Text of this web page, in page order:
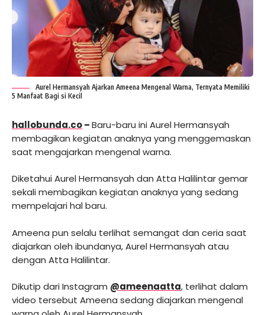
Aurel Hermansyah Ajarkan Ameena Mengenal Warna, Ternyata Memiliki
5 Manfaat Bagi si Kecil
hallobunda.co–Baru-baru ini Aurel Hermansyah
membagikan kegiatan anaknya yang menggemaskan
saat mengajarkan mengenal warna.
Diketahui Aurel Hermansyah dan Atta Halilintar gemar
sekali membagikan kegiatan anaknya yang sedang
mempelajari hal baru.
Ameena pun selalu terlihat semangat dan ceria saat
diajarkan oleh ibundanya, Aurel Hermansyah atau
dengan Atta Halilintar.
Dikutip dari Instagram @ameenaatta, terlihat dalam
video tersebut Ameena sedang diajarkan mengenal